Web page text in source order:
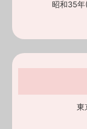
昭和35
東